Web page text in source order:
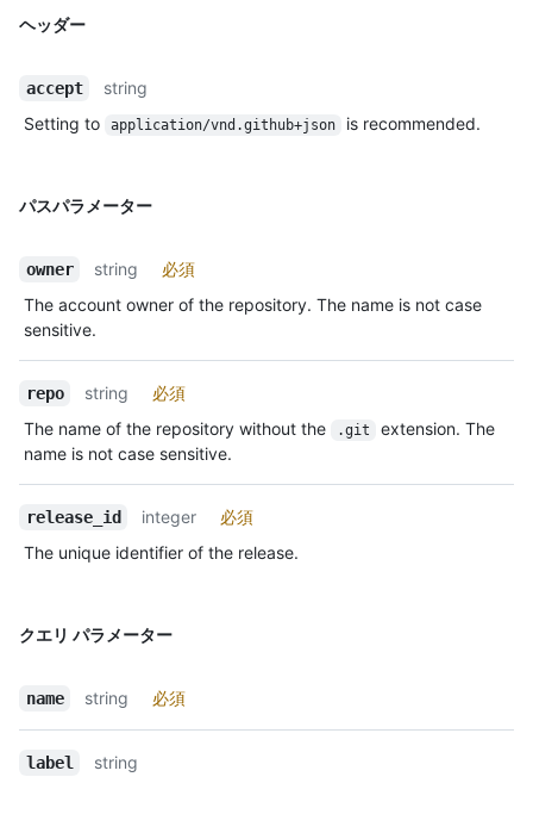
ヘッダー
accept
string
Setting to
application/vnd.github+json is recommended.
パスパラメーター
owner string
必須
The account owner of the repository. The name is not case
sensitive.
repo string
必須
The name of the repository without the
.git
extension. The
name is not case sensitive.
release_id integer
必須
The unique identifier of the release.
クエリ パラメーター
name string 必須
label string